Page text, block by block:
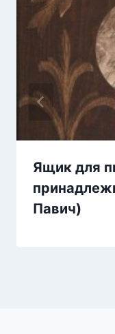
Ящик для
Павич)